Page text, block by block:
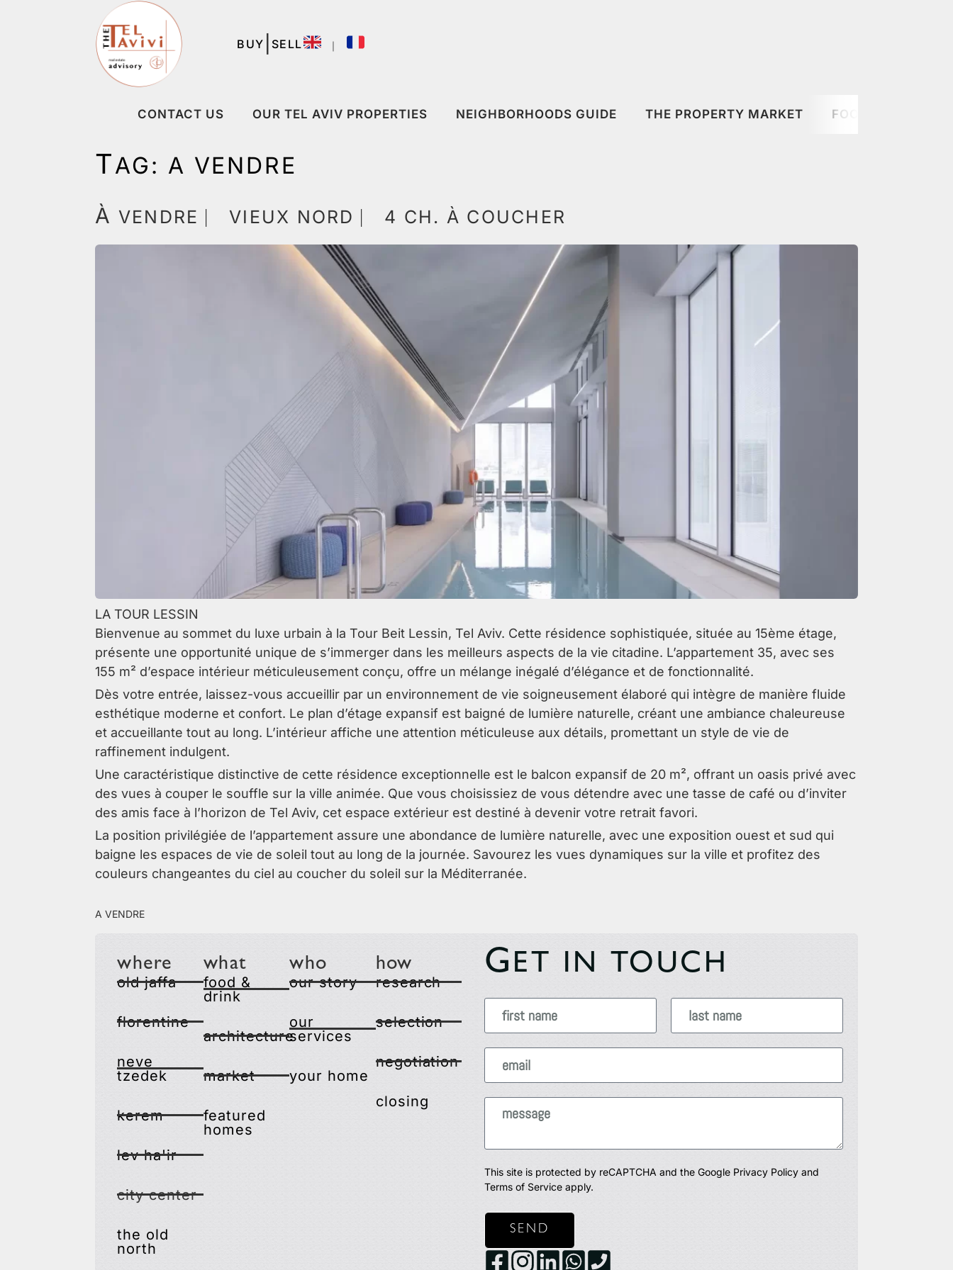
｜
BUY SELL
CONTACT US OUR TEL AVIV PROPERTIES NEIGHBORHOODS GUIDE THE PROPERTY MARKET FOOD & DRINK
TAG: A VENDRE
À VENDRE ⎸ VIEUX NORD ⎸ 4 CH. À COUCHER
LA TOUR LESSIN
Bienvenue au sommet du luxe urbain à la Tour Beit Lessin, Tel Aviv. Cette résidence sophistiquée, située au 15ème étage,
présente une opportunité unique de s’immerger dans les meilleurs aspects de la vie citadine. L’appartement 35, avec ses
155 m² d’espace intérieur méticuleusement conçu, offre un mélange inégalé d’élégance et de fonctionnalité.
Dès votre entrée, laissez-vous accueillir par un environnement de vie soigneusement élaboré qui intègre de manière fluide
esthétique moderne et confort. Le plan d’étage expansif est baigné de lumière naturelle, créant une ambiance chaleureuse
et accueillante tout au long. L’intérieur affiche une attention méticuleuse aux détails, promettant un style de vie de
raffinement indulgent.
Une caractéristique distinctive de cette résidence exceptionnelle est le balcon expansif de 20 m², offrant un oasis privé avec
des vues à couper le souffle sur la ville animée. Que vous choisissiez de vous détendre avec une tasse de café ou d’inviter
des amis face à l’horizon de Tel Aviv, cet espace extérieur est destiné à devenir votre retrait favori.
La position privilégiée de l’appartement assure une abondance de lumière naturelle, avec une exposition ouest et sud qui
baigne les espaces de vie de soleil tout au long de la journée. Savourez les vues dynamiques sur la ville et profitez des
couleurs changeantes du ciel au coucher du soleil sur la Méditerranée.
a vendre
where
old jaffa
florentine
neve
tzedek
kerem
lev ha'ir
city center
the old
north
what
food &
drink
architecture
market
featured
homes
who
our story
our
services
your home
how
research
selection
negotiation
closing
G ET IN TOUCH
This site is protected by reCAPTCHA and the Google Privacy Policyand
Terms of Serviceapply.
SEND